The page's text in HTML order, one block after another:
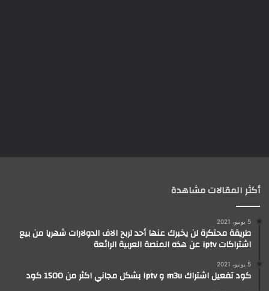
أكثر المقالات مشاهدة
5 يونيو، 2021
طريقة محتكرة لن يخبرك عنها أحد لربح الاف الدولارات شهريا من بيع
اشتراكات iptv عن هذه المنصة العربية الرائعة
5 يونيو، 2021
كود تفعيل اشتراك m3u و iptv بشكل مجاني اكثر من 1500 كود